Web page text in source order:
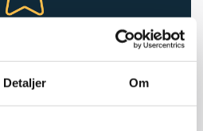
Detaljer Om
odit aut fugit, sed quia